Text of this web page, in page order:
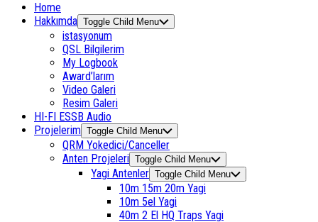
Home
Hakkımda Toggle Child Menu
istasyonum
QSL Bilgilerim
My Logbook
Award’larım
Video Galeri
Resim Galeri
HI-FI ESSB Audio
Projelerim Toggle Child Menu
QRM Yokedici/Canceller
Anten Projeleri Toggle Child Menu
Yagi Antenler Toggle Child Menu
10m 15m 20m Yagi
10m 5el Yagi
40m 2 El HQ Traps Yagi